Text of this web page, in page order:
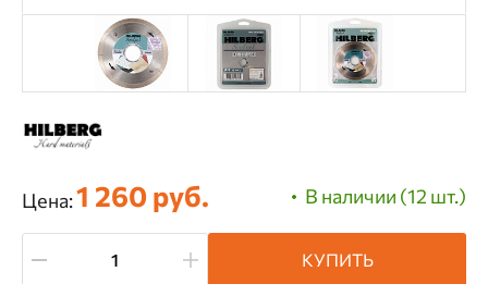
В наличии (12 шт.)
Цена:1 260 руб.
КУПИТЬ